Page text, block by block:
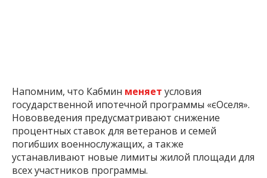
Напомним, что Кабмин меняет условия
государственной ипотечной программы «єОселя».
Нововведения предусматривают снижение
процентных ставок для ветеранов и семей
погибших военнослужащих, а также
устанавливают новые лимиты жилой площади для
всех участников программы.